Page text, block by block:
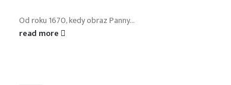
Od roku 1670, kedy obraz Panny...
read more